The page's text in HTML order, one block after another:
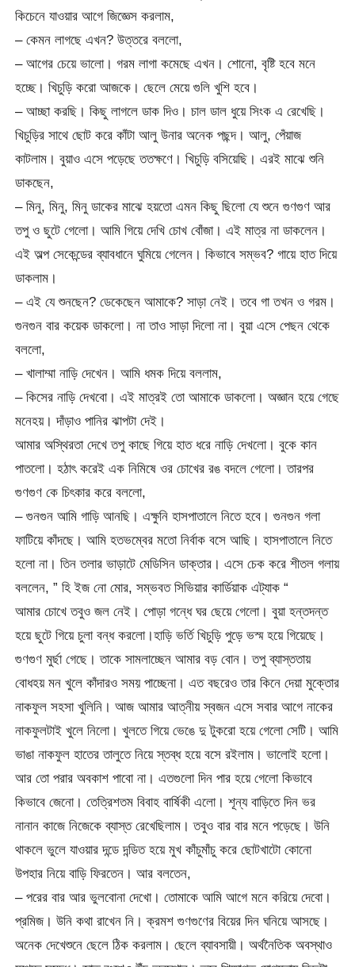
কিচেনে যাওয়ার আগে জিজ্ঞেস করলাম,
– কেমন লাগছে এখন? উত্তরে বললো,
– আগের চেয়ে ভালো। গরম লাগা কমেছে এখন। শোনো, বৃষ্টি হবে মনে
হচ্ছে। খিচুড়ি করো আজকে। ছেলে মেয়ে গুলি খুশি হবে।
– আচ্ছা করছি। কিছু লাগলে ডাক দিও। চাল ডাল ধুয়ে সিংক এ রেখেছি।
খিচুড়ির সাথে ছোট করে কাঁটা আলু উনার অনেক পছন্দ। আলু, পেঁয়াজ
কাটলাম। বুয়াও এসে পড়েছে ততক্ষণে। খিচুড়ি বসিয়েছি। এরই মাঝে শুনি
ডাকছেন,
– মিনু, মিনু, মিনু ডাকের মাঝে হয়তো এমন কিছু ছিলো যে শুনে গুণগুণ আর
তপু ও ছুটে গেলো। আমি গিয়ে দেখি চোখ বোঁজা। এই মাত্র না ডাকলেন।
এই অল্প সেকেন্ডের ব্যাবধানে ঘুমিয়ে গেলেন। কিভাবে সম্ভব? গায়ে হাত দিয়ে
ডাকলাম।
– এই যে শুনছেন? ডেকেছেন আমাকে? সাড়া নেই। তবে গা তখন ও গরম।
গুনগুন বার কয়েক ডাকলো। না তাও সাড়া দিলো না। বুয়া এসে পেছন থেকে
বললো,
– খালাম্মা নাড়ি দেখেন। আমি ধমক দিয়ে বললাম,
– কিসের নাড়ি দেখবো। এই মাত্রই তো আমাকে ডাকলো। অজ্ঞান হয়ে গেছে
মনেহয়। দাঁড়াও পানির ঝাপটা দেই।
আমার অস্থিরতা দেখে তপু কাছে গিয়ে হাত ধরে নাড়ি দেখলো। বুকে কান
পাতলো। হঠাৎ করেই এক নিমিষে ওর চোখের রঙ বদলে গেলো। তারপর
গুণগুণ কে চিৎকার করে বললো,
– গুনগুন আমি গাড়ি আনছি। এক্ষুনি হাসপাতালে নিতে হবে। গুনগুন গলা
ফাটিয়ে কাঁদছে। আমি হতভম্বের মতো নির্বাক বসে আছি। হাসপাতালে নিতে
হলো না। তিন তলার ভাড়াটে মেডিসিন ডাক্তার। এসে চেক করে শীতল গলায়
বললেন, ” হি ইজ নো মোর, সম্ভবত সিভিয়ার কার্ডিয়াক এট্যাক “
আমার চোখে তবুও জল নেই। পোড়া গন্ধে ঘর ছেয়ে গেলো। বুয়া হন্তদন্ত
হয়ে ছুটে গিয়ে চুলা বন্ধ করলো।হাড়ি ভর্তি খিচুড়ি পুড়ে ভস্ম হয়ে গিয়েছে।
গুণগুণ মুর্ছা গেছে। তাকে সামলাচ্ছেন আমার বড় বোন। তপু ব্যাস্ততায়
বোধহয় মন খুলে কাঁদারও সময় পাচ্ছেনা। এত বছরেও তার কিনে দেয়া মুক্তোর
নাকফুল সহসা খুলিনি। আজ আমার আত্নীয় স্বজন এসে সবার আগে নাকের
নাকফুলটাই খুলে নিলো। খুলতে গিয়ে ভেঙে দু টুকরো হয়ে গেলো সেটি। আমি
ভাঙা নাকফুল হাতের তালুতে নিয়ে স্তব্ধ হয়ে বসে রইলাম। ভালোই হলো।
আর তো পরার অবকাশ পাবো না। এতগুলো দিন পার হয়ে গেলো কিভাবে
কিভাবে জেনো। তেত্রিশতম বিবাহ বার্ষিকী এলো। শূন্য বাড়িতে দিন ভর
নানান কাজে নিজেকে ব্যাস্ত রেখেছিলাম। তবুও বার বার মনে পড়েছে। উনি
থাকলে ভুলে যাওয়ার দন্ডে দন্ডিত হয়ে মুখ কাঁচুমাঁচু করে ছোটখাটো কোনো
উপহার নিয়ে বাড়ি ফিরতেন। আর বলতেন,
– পরের বার আর ভুলবোনা দেখো। তোমাকে আমি আগে মনে করিয়ে দেবো।
প্রমিজ। উনি কথা রাখেন নি। ক্রমশ গুণগুণের বিয়ের দিন ঘনিয়ে আসছে।
অনেক দেখেশুনে ছেলে ঠিক করলাম। ছেলে ব্যাবসায়ী। অর্থনৈতিক অবস্থাও